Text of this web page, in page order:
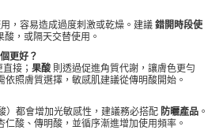
，容易造成過度刺激或乾燥。建議 錯開時段使
酸，或隔天交替使用。
更好？
接； 果酸 則透過促進角質代謝，讓膚色更勻
照膚質選擇，敏感肌建議從傳明酸開始。
）都會增加光敏感性，建議務必搭配 防曬產品 。
酸、傳明酸，並循序漸進增加使用頻率。